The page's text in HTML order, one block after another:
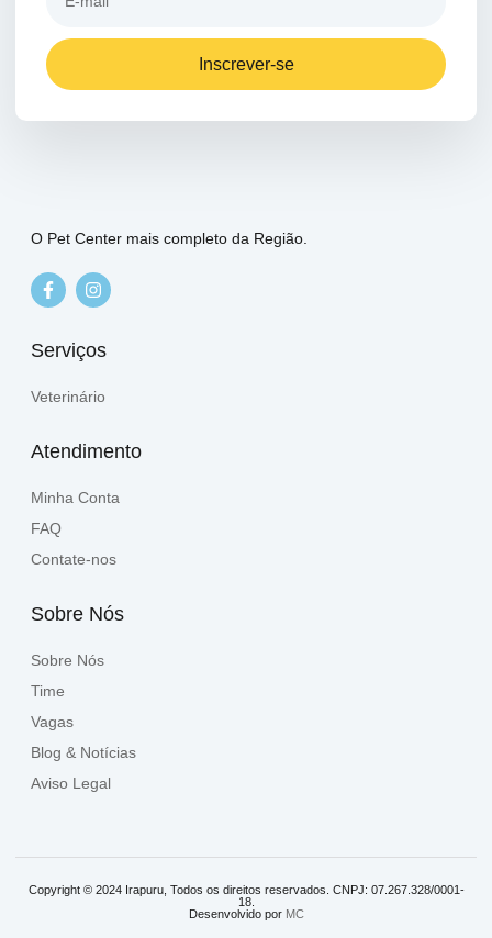
Inscrever-se
O Pet Center mais completo da Região.
Serviços
Veterinário
Atendimento
Minha Conta
FAQ
Contate-nos
Sobre Nós
Sobre Nós
Time
Vagas
Blog & Notícias
Aviso Legal
Copyright © 2024 Irapuru, Todos os direitos reservados. CNPJ: 07.267.328/0001-
18.
Desenvolvido por MC